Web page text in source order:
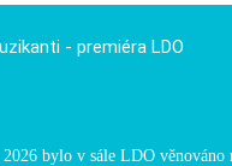
- premiéra LDO
bylo v sále LDO věnováno